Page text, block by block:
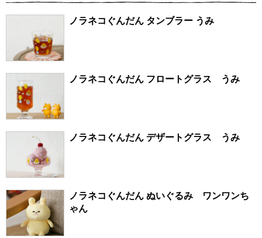
ノラネコぐんだん タンブラー うみ
ノラネコぐんだん フロートグラス うみ
ノラネコぐんだん デザートグラス うみ
ノラネコぐんだん ぬいぐるみ ワンワンち
ゃん